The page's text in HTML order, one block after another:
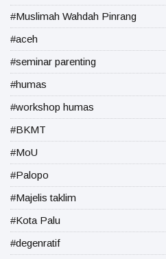
#Muslimah Wahdah Pinrang
#aceh
#seminar parenting
#humas
#workshop humas
#BKMT
#MoU
#Palopo
#Majelis taklim
#Kota Palu
#degenratif